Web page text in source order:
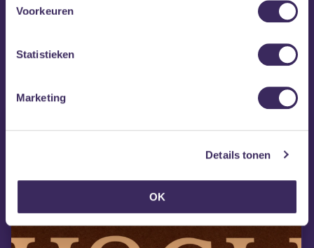
Voorkeuren
Statistieken
Marketing
Details tonen
OK
MEZZ tipt